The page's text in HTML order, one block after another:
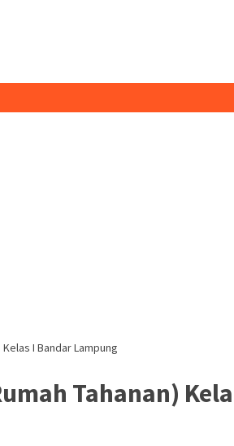
Kelas I Bandar Lampung
Tahanan)